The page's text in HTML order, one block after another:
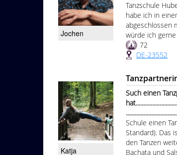
Jochen
Tanzschule
habe ich in
abgeschlossen
würde ich
72
DE-23552
Katja
Such einen
Schule einen
Standard). Das
den Tanzen
Bachata und